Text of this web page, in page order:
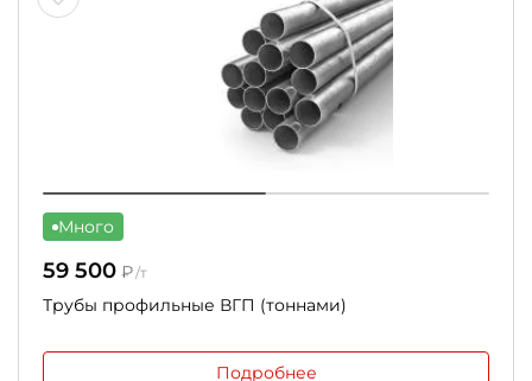
Много
59 500 ₽/т
Трубы профильные ВГП (тоннами)
Подробнее